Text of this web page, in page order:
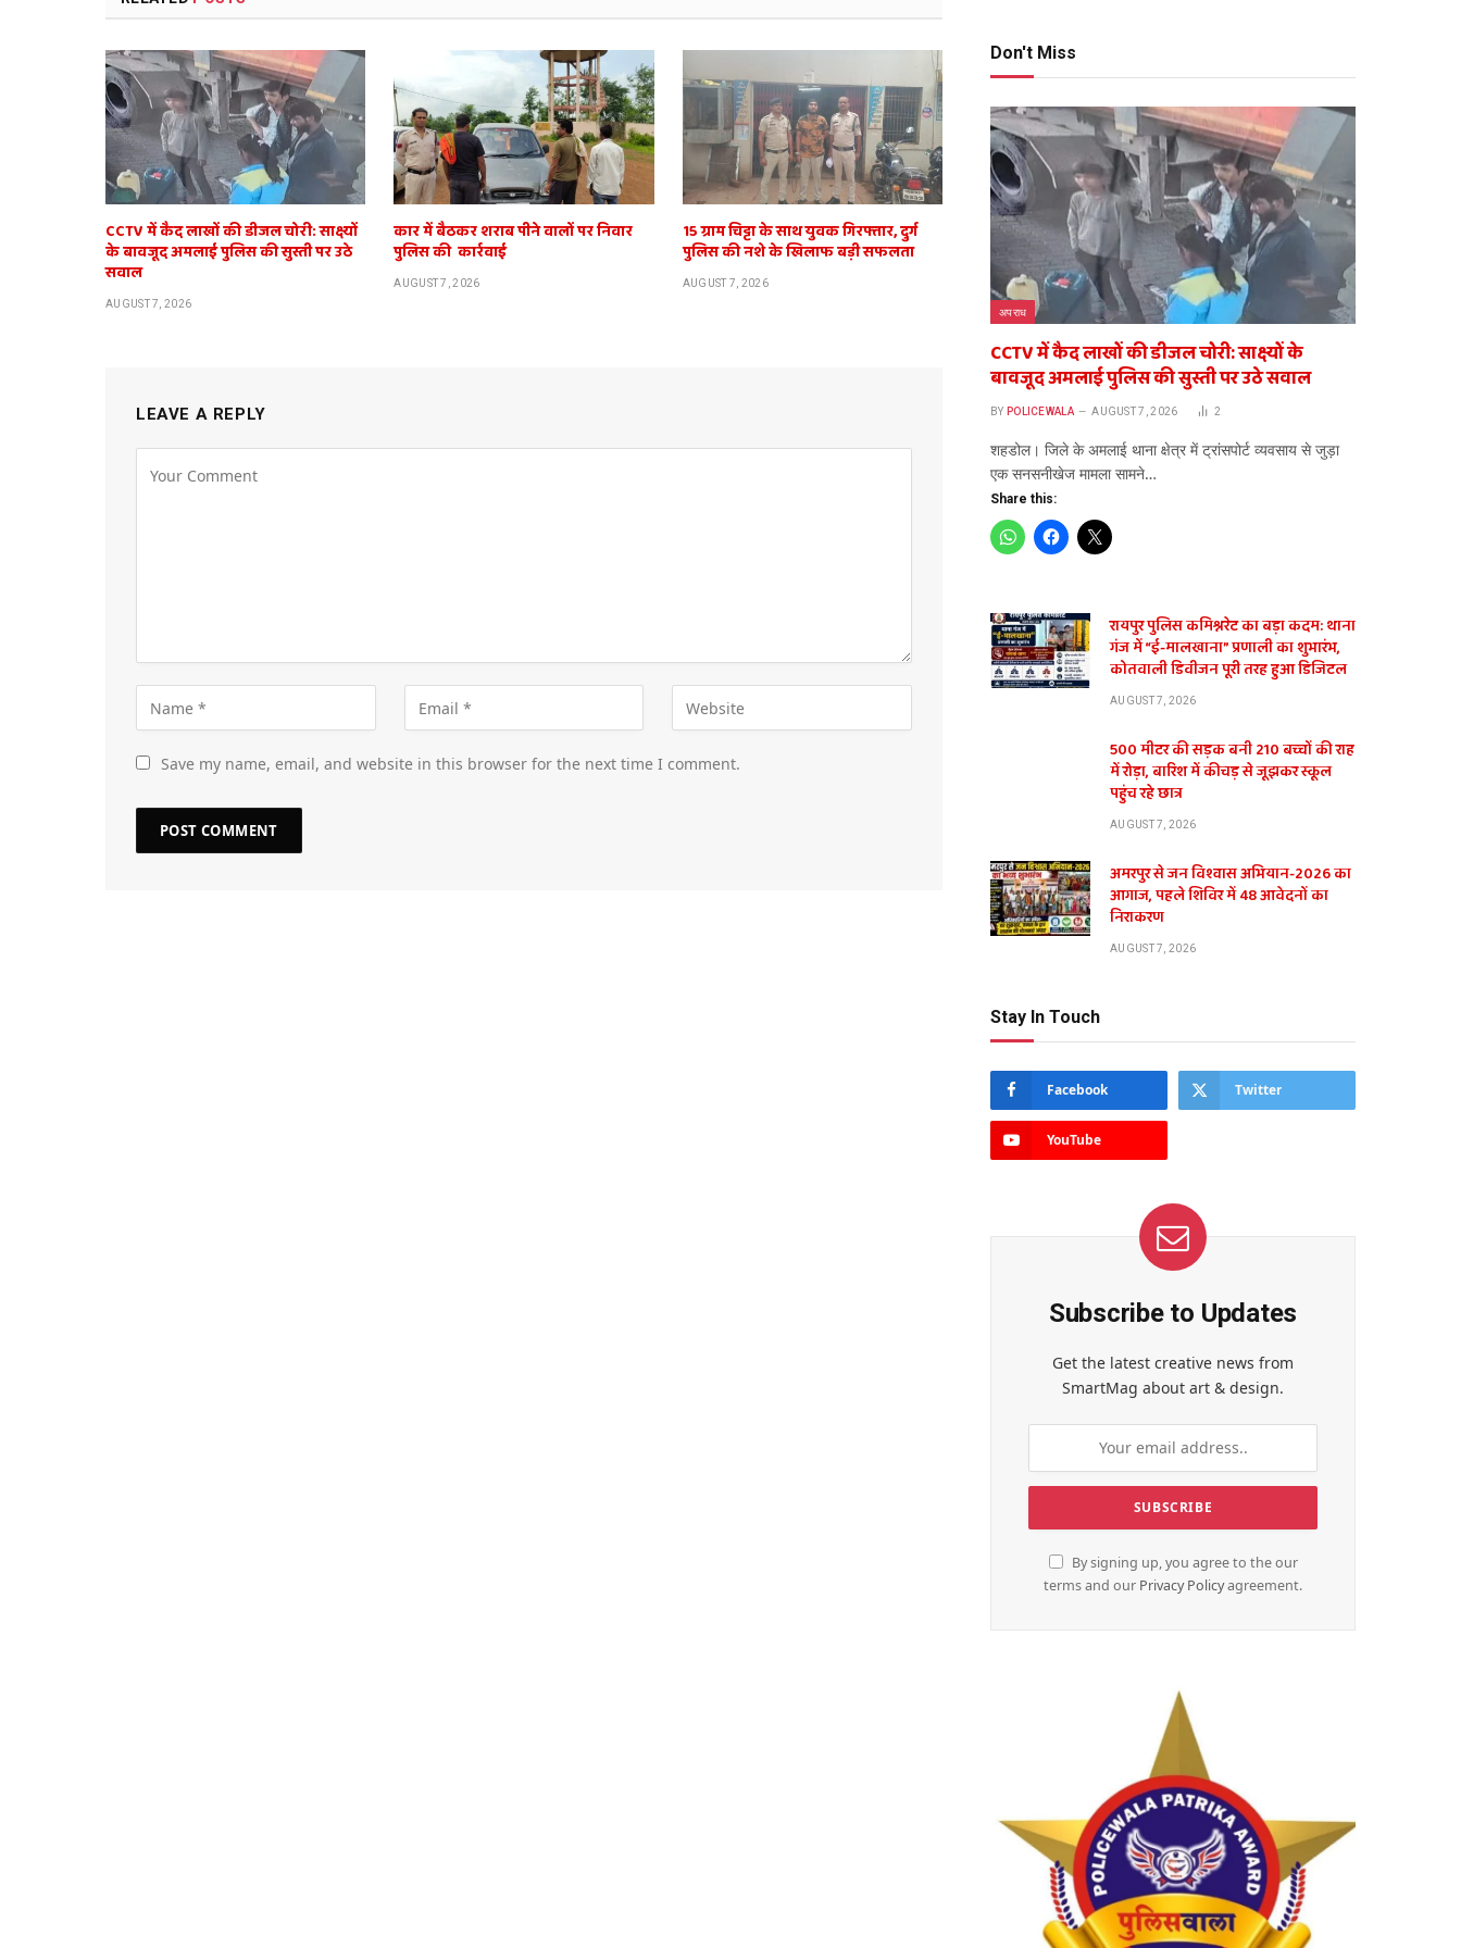
CCTV में कैद लाखों की डीजल चोरी: साक्ष्यों
के बावजूद अमलाई पुलिस की सुस्ती पर उठे
सवाल
AUGUST 7, 2026
कार में बैठकर शराब पीने वालों पर निवार
पुलिस की कार्रवाई
AUGUST 7, 2026
15 ग्राम चिट्टा के साथ युवक गिरफ्तार, दुर्ग
पुलिस की नशे के खिलाफ बड़ी सफलता
AUGUST 7, 2026
LEAVE A REPLY
Save my name, email, and website in this browser for the next time I comment.
Don't Miss
अपराध
CCTV में कैद लाखों की डीजल चोरी: साक्ष्यों के
बावजूद अमलाई पुलिस की सुस्ती पर उठे सवाल
BY POLICEWALA AUGUST 7, 2026 2
​शहडोल। जिले के अमलाई थाना क्षेत्र में ट्रांसपोर्ट व्यवसाय से जुड़ा
एक सनसनीखेज मामला सामने…
Share this:
रायपुर पुलिस कमिश्नरेट का बड़ा कदम: थाना
गंज में “ई-मालखाना” प्रणाली का शुभारंभ,
कोतवाली डिवीजन पूरी तरह हुआ डिजिटल
AUGUST 7, 2026
500 मीटर की सड़क बनी 210 बच्चों की राह
में रोड़ा, बारिश में कीचड़ से जूझकर स्कूल
पहुंच रहे छात्र
AUGUST 7, 2026
अमरपुर से जन विश्वास अभियान-2026 का
आगाज, पहले शिविर में 48 आवेदनों का
निराकरण
AUGUST 7, 2026
Stay In Touch
Facebook Twitter
YouTube
Subscribe to Updates
Get the latest creative news from
SmartMag about art & design.
By signing up, you agree to the our
terms and our Privacy Policyagreement.